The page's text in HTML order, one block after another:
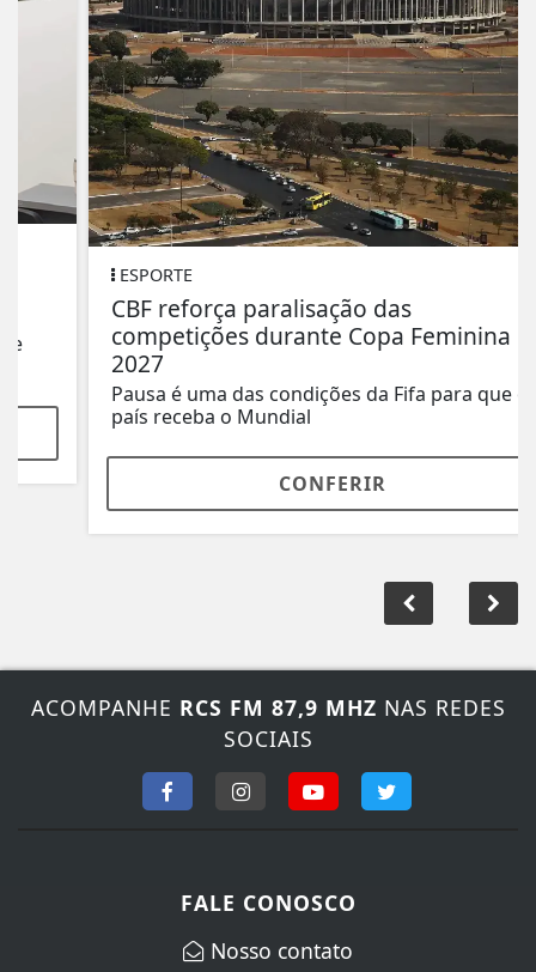
ESPORTE
CBF reforça paralisação das
competições durante Copa Feminina em
Pausa é uma das condições da Fifa para que o
país receba o Mundial
CONFERIR
ACOMPANHE RCS FM 87,9 MHZ NAS REDES
SOCIAIS
FALE CONOSCO
Nosso contato